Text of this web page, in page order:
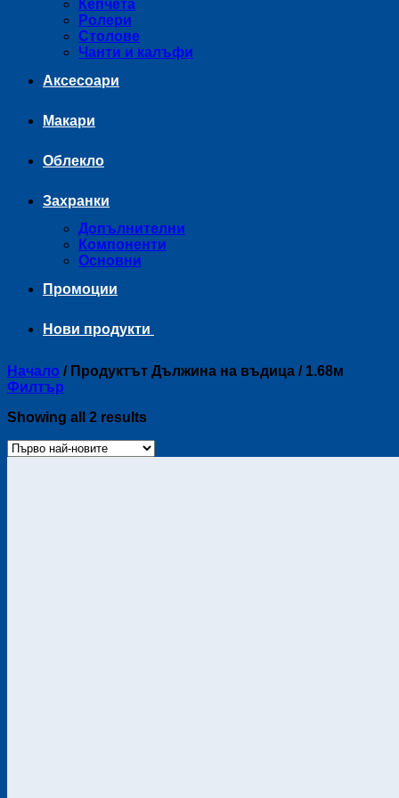
Кепчета
Ролери
Столове
Чанти и калъфи
Аксесоари
Макари
Облекло
Захранки
Допълнителни
Компоненти
Основни
Промоции
Нови продукти
Начало /Продуктът Дължина на въдица /1.68м
Филтър
Showing all 2 resultsSorted
latest